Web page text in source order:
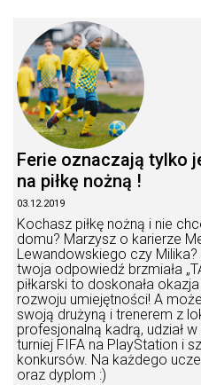
Ferie oznaczają tylko
na piłkę nożną !
03.12.2019
Kochasz piłkę nożną i nie
domu? Marzysz o karierze
Lewandowskiego czy
twoja odpowiedź brzmiała
piłkarski to doskonała
rozwoju umiejętności! A
swoją drużyną i trenerem z
profesjonalną kadrą, udział
turniej FIFA na PlayStation i
konkursów. Na każdego
oraz dyplom :)